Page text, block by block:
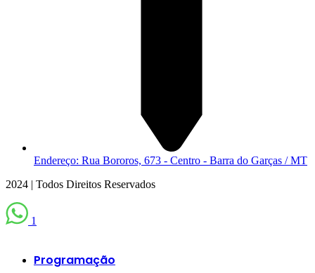
Endereço: Rua Bororos, 673 - Centro - Barra do Garças / MT
2024 | Todos Direitos Reservados
1
Programação